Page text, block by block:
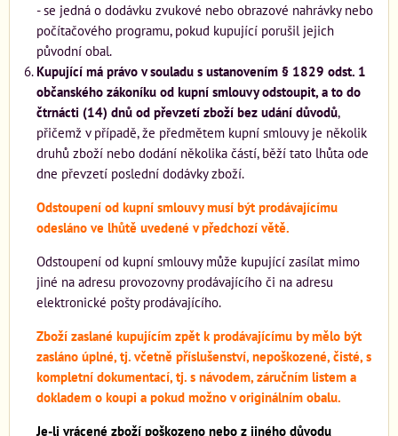
- se jedná o dodávku zvukové nebo obrazové nahrávky nebo
počítačového programu, pokud kupující porušil jejich
původní obal.
Kupující má právo v souladu s ustanovením § 1829 odst. 1
občanského zákoníku od kupní smlouvy odstoupit, a to do
čtrnácti (14) dnů od převzetí zboží bez udání důvodů,
přičemž v případě, že předmětem kupní smlouvy je několik
druhů zboží nebo dodání několika částí, běží tato lhůta ode
dne převzetí poslední dodávky zboží.
Odstoupení od kupní smlouvy musí být prodávajícímu
odesláno ve lhůtě uvedené v předchozí větě.
Odstoupení od kupní smlouvy může kupující zasílat mimo
jiné na adresu provozovny prodávajícího či na adresu
elektronické pošty prodávajícího.
Zboží zaslané kupujícím zpět k prodávajícímu by mělo být
zasláno úplné, tj. včetně příslušenství, nepoškozené, čisté, s
kompletní dokumentací, tj. s návodem, záručním listem a
dokladem o koupi a pokud možno v originálním obalu.
Je-li vrácené zboží poškozeno nebo z jiného důvodu